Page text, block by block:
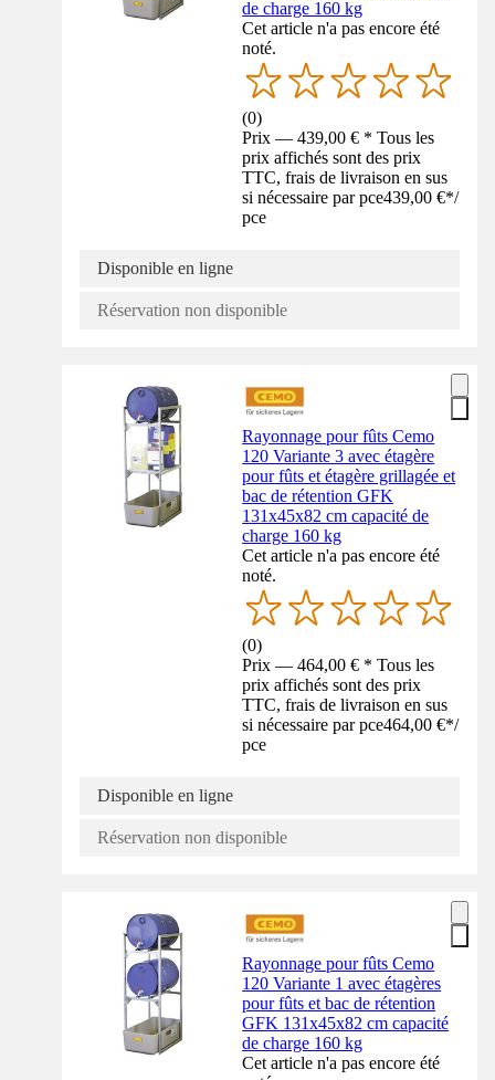
de charge 160 kg
Cet article n'a pas encore été
noté.
(0)
Prix — 439,00 € * Tous les
prix affichés sont des prix
TTC, frais de livraison en sus
si nécessaire par pce439,00 €*/
pce
Disponible en ligne
Réservation non disponible
Rayonnage pour fûts Cemo
120 Variante 3 avec étagère
pour fûts et étagère grillagée et
bac de rétention GFK
131x45x82 cm capacité de
charge 160 kg
Cet article n'a pas encore été
noté.
(0)
Prix — 464,00 € * Tous les
prix affichés sont des prix
TTC, frais de livraison en sus
si nécessaire par pce464,00 €*/
pce
Disponible en ligne
Réservation non disponible
Rayonnage pour fûts Cemo
120 Variante 1 avec étagères
pour fûts et bac de rétention
GFK 131x45x82 cm capacité
de charge 160 kg
Cet article n'a pas encore été